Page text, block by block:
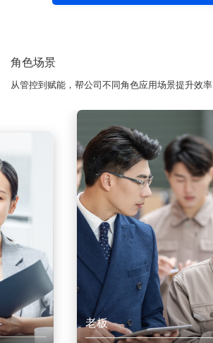
角色场景
从管控到赋能，帮公司不同角色应用场景提升效率
老板